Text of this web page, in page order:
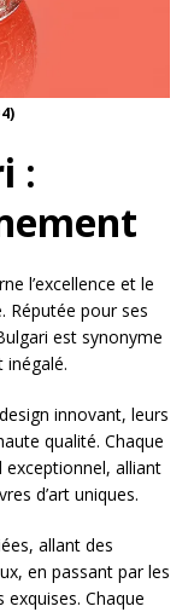
:
l’excellence et le
Réputée pour ses
est synonyme
inégalé.
innovant, leurs
qualité. Chaque
exceptionnel, alliant
d’art uniques.
allant des
en passant par les
exquises. Chaque